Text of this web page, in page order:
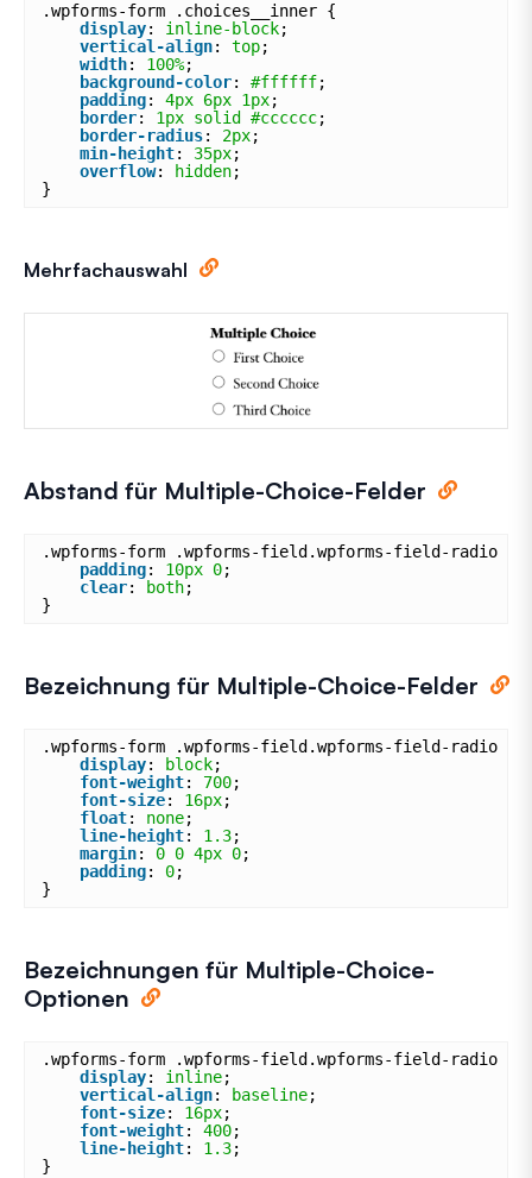
.wpforms-form .choices__inner {
display: inline-block;
vertical-align: top;
width: 100%;
background-color: #ffffff;
padding: 4px 6px 1px;
border: 1px solid #cccccc;
border-radius: 2px;
min-height: 35px;
overflow: hidden;
}
Mehrfachauswahl
Abstand für Multiple-Choice-Felder
.wpforms-form .wpforms-field.wpforms-field-radio {
padding: 10px 0;
clear: both;
}
Bezeichnung für Multiple-Choice-Felder
.wpforms-form .wpforms-field.wpforms-field-radio
display: block;
font-weight: 700;
font-size: 16px;
float: none;
line-height: 1.3;
margin: 0 0 4px 0;
padding: 0;
}
Bezeichnungen für Multiple-Choice-
Optionen
.wpforms-form .wpforms-field.wpforms-field-radio
display: inline;
vertical-align: baseline;
font-size: 16px;
font-weight: 400;
line-height: 1.3;
}